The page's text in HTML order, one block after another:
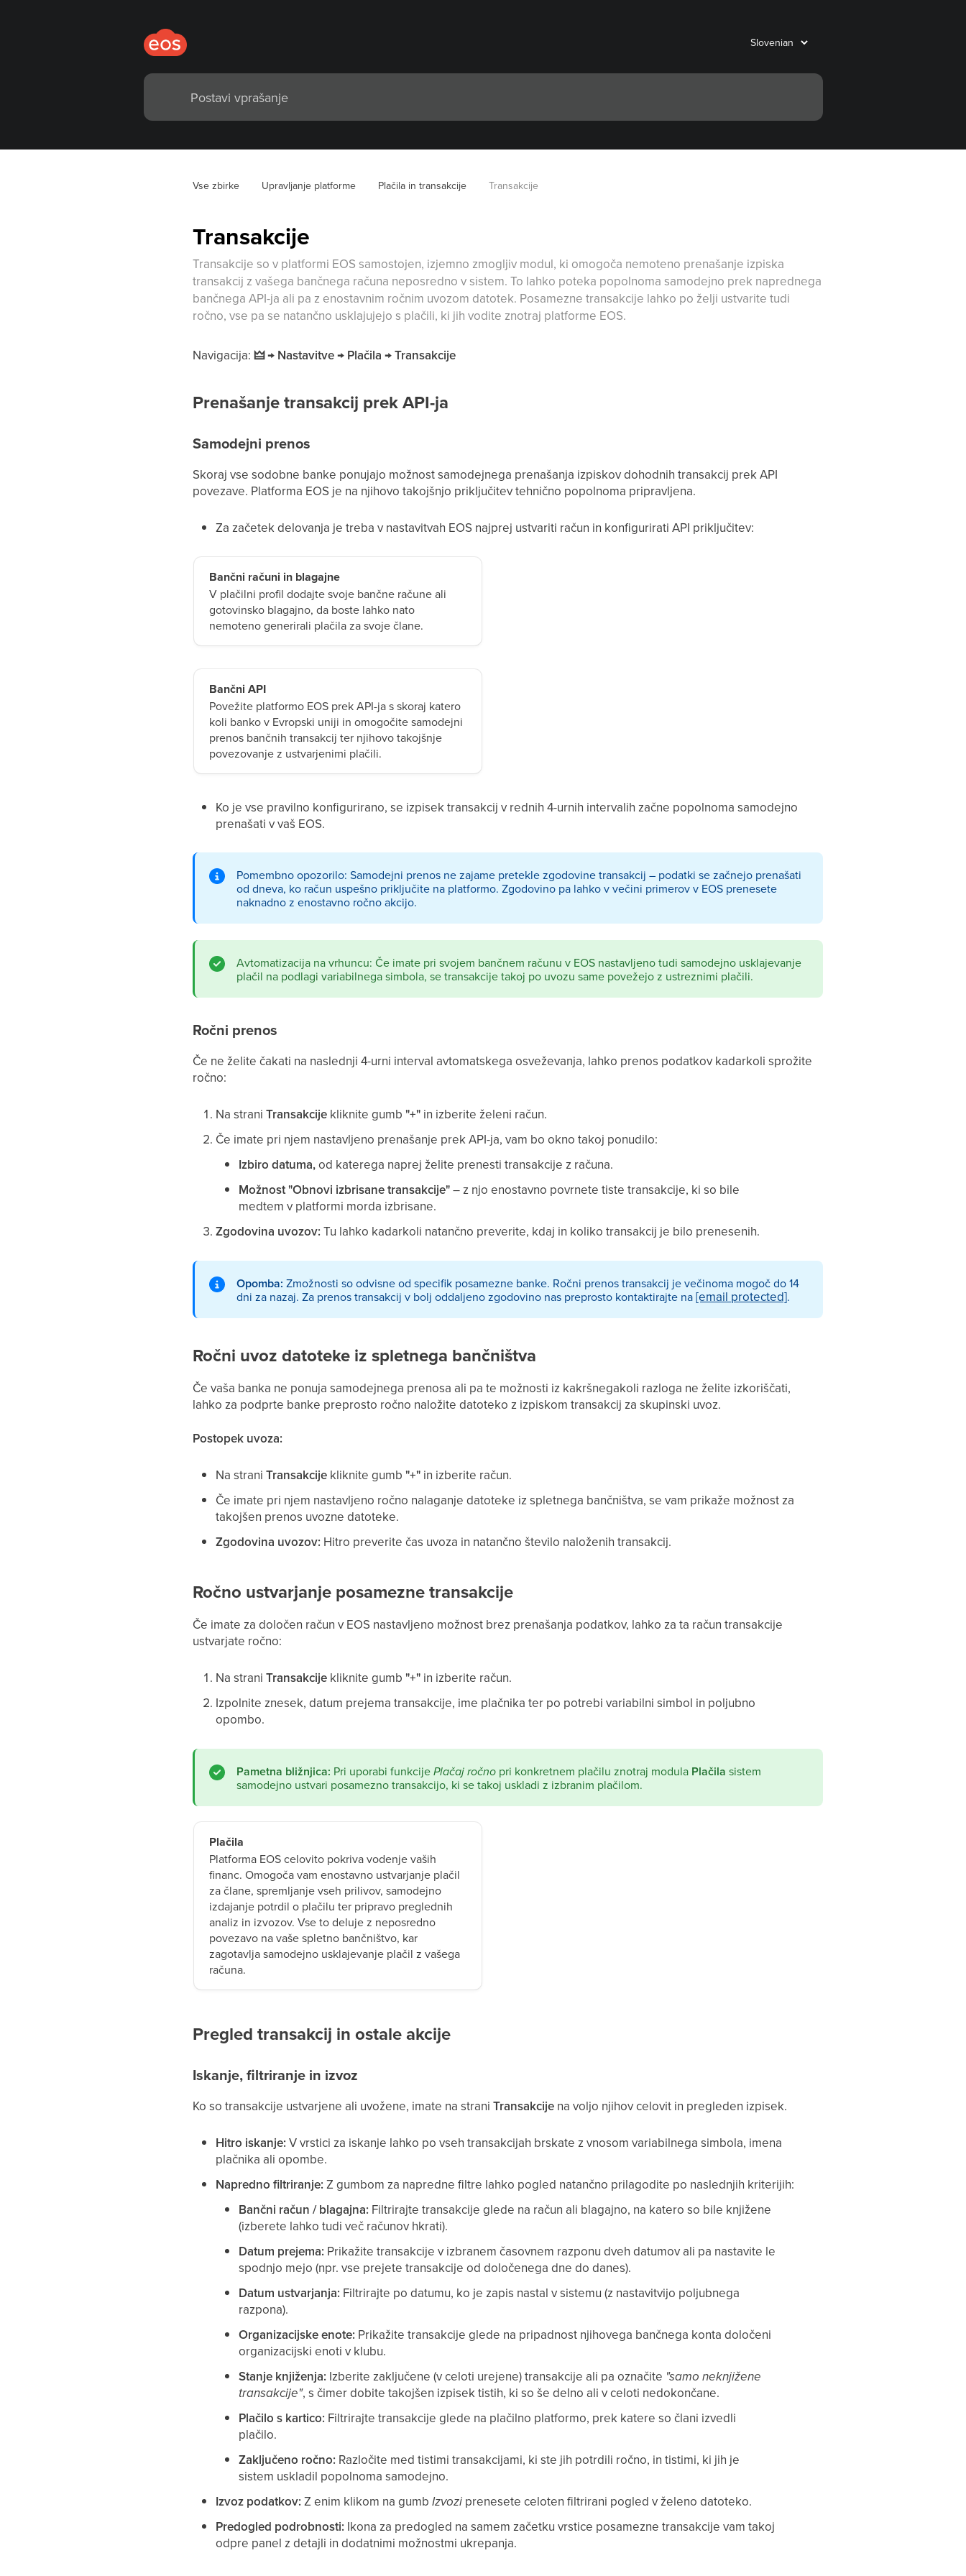
Vse zbirke Upravljanje platforme Plačila in transakcije Transakcije
Transakcije
Transakcije so v platformi EOS samostojen, izjemno zmogljiv modul, ki omogoča nemoteno prenašanje izpiska
transakcij z vašega bančnega računa neposredno v sistem. To lahko poteka popolnoma samodejno prek naprednega
bančnega API-ja ali pa z enostavnim ročnim uvozom datotek. Posamezne transakcije lahko po želji ustvarite tudi
ročno, vse pa se natančno usklajujejo s plačili, ki jih vodite znotraj platforme EOS.
Navigacija:🜲 → Nastavitve → Plačila → Transakcije
Prenašanje transakcij prek API-ja
Samodejni prenos
Skoraj vse sodobne banke ponujajo možnost samodejnega prenašanja izpiskov dohodnih transakcij prek API
povezave. Platforma EOS je na njihovo takojšnjo priključitev tehnično popolnoma pripravljena.
Za začetek delovanja je treba v nastavitvah EOS najprej ustvariti račun in konfigurirati API priključitev:
Bančni računi in blagajne
V plačilni profil dodajte svoje bančne račune ali
gotovinsko blagajno, da boste lahko nato
nemoteno generirali plačila za svoje člane.
Bančni API
Povežite platformo EOS prek API-ja s skoraj katero
koli banko v Evropski uniji in omogočite samodejni
prenos bančnih transakcij ter njihovo takojšnje
povezovanje z ustvarjenimi plačili.
Ko je vse pravilno konfigurirano, se izpisek transakcij v rednih 4-urnih intervalih začne popolnoma samodejno
prenašati v vaš EOS.
Pomembno opozorilo: Samodejni prenos ne zajame pretekle zgodovine transakcij – podatki se začnejo prenašati
od dneva, ko račun uspešno priključite na platformo. Zgodovino pa lahko v večini primerov v EOS prenesete
naknadno z enostavno ročno akcijo.
Avtomatizacija na vrhuncu: Če imate pri svojem bančnem računu v EOS nastavljeno tudi samodejno usklajevanje
plačil na podlagi variabilnega simbola, se transakcije takoj po uvozu same povežejo z ustreznimi plačili.
Ročni prenos
Če ne želite čakati na naslednji 4-urni interval avtomatskega osveževanja, lahko prenos podatkov kadarkoli sprožite
ročno:
Na straniTransakcije kliknite gumb"+" in izberite želeni račun.
Če imate pri njem nastavljeno prenašanje prek API-ja, vam bo okno takoj ponudilo:
Izbiro datuma,od katerega naprej želite prenesti transakcije z računa.
Možnost "Obnovi izbrisane transakcije"– z njo enostavno povrnete tiste transakcije, ki so bile
medtem v platformi morda izbrisane.
Zgodovina uvozov: Tu lahko kadarkoli natančno preverite, kdaj in koliko transakcij je bilo prenesenih.
Opomba: Zmožnosti so odvisne od specifik posamezne banke. Ročni prenos transakcij je večinoma mogoč do 14
dni za nazaj. Za prenos transakcij v bolj oddaljeno zgodovino nas preprosto kontaktirajte na[email protected].
Ročni uvoz datoteke iz spletnega bančništva
Če vaša banka ne ponuja samodejnega prenosa ali pa te možnosti iz kakršnegakoli razloga ne želite izkoriščati,
lahko za podprte banke preprosto ročno naložite datoteko z izpiskom transakcij za skupinski uvoz.
Postopek uvoza:
Na straniTransakcije kliknite gumb"+" in izberite račun.
Če imate pri njem nastavljeno ročno nalaganje datoteke iz spletnega bančništva, se vam prikaže možnost za
takojšen prenos uvozne datoteke.
Zgodovina uvozov: Hitro preverite čas uvoza in natančno število naloženih transakcij.
Ročno ustvarjanje posamezne transakcije
Če imate za določen račun v EOS nastavljeno možnost brez prenašanja podatkov, lahko za ta račun transakcije
ustvarjate ročno:
Na straniTransakcije kliknite gumb"+" in izberite račun.
Izpolnite znesek, datum prejema transakcije, ime plačnika ter po potrebi variabilni simbol in poljubno
opombo.
Pametna bližnjica: Pri uporabi funkcijePlačaj ročno pri konkretnem plačilu znotraj modula Plačila sistem
samodejno ustvari posamezno transakcijo, ki se takoj uskladi z izbranim plačilom.
Plačila
Platforma EOS celovito pokriva vodenje vaših
financ. Omogoča vam enostavno ustvarjanje plačil
za člane, spremljanje vseh prilivov, samodejno
izdajanje potrdil o plačilu ter pripravo preglednih
analiz in izvozov. Vse to deluje z neposredno
povezavo na vaše spletno bančništvo, kar
zagotavlja samodejno usklajevanje plačil z vašega
računa.
Pregled transakcij in ostale akcije
Iskanje, filtriranje in izvoz
Ko so transakcije ustvarjene ali uvožene, imate na straniTransakcije na voljo njihov celovit in pregleden izpisek.
Hitro iskanje: V vrstici za iskanje lahko po vseh transakcijah brskate z vnosom variabilnega simbola, imena
plačnika ali opombe.
Napredno filtriranje: Z gumbom za napredne filtre lahko pogled natančno prilagodite po naslednjih kriterijih:
Bančni račun / blagajna: Filtrirajte transakcije glede na račun ali blagajno, na katero so bile knjižene
(izberete lahko tudi več računov hkrati).
Datum prejema: Prikažite transakcije v izbranem časovnem razponu dveh datumov ali pa nastavite le
spodnjo mejo (npr. vse prejete transakcije od določenega dne do danes).
Datum ustvarjanja: Filtrirajte po datumu, ko je zapis nastal v sistemu (z nastavitvijo poljubnega
razpona).
Organizacijske enote: Prikažite transakcije glede na pripadnost njihovega bančnega konta določeni
organizacijski enoti v klubu.
Stanje knjiženja: Izberite zaključene (v celoti urejene) transakcije ali pa označite "samo neknjižene
transakcije", s čimer dobite takojšen izpisek tistih, ki so še delno ali v celoti nedokončane.
Plačilo s kartico: Filtrirajte transakcije glede na plačilno platformo, prek katere so člani izvedli
plačilo.
Zaključeno ročno: Razločite med tistimi transakcijami, ki ste jih potrdili ročno, in tistimi, ki jih je
sistem uskladil popolnoma samodejno.
Izvoz podatkov: Z enim klikom na gumbIzvozi prenesete celoten filtrirani pogled v želeno datoteko.
Predogled podrobnosti: Ikona za predogled na samem začetku vrstice posamezne transakcije vam takoj
odpre panel z detajli in dodatnimi možnostmi ukrepanja.